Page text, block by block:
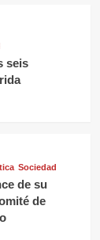
seis
Sociedad
de su
de